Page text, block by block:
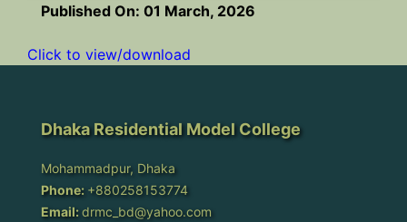
Published On: 01 March, 2026
Click to view/download
Dhaka Residential Model College
Mohammadpur, Dhaka
Phone: +880258153774
Email: drmc_bd@yahoo.com